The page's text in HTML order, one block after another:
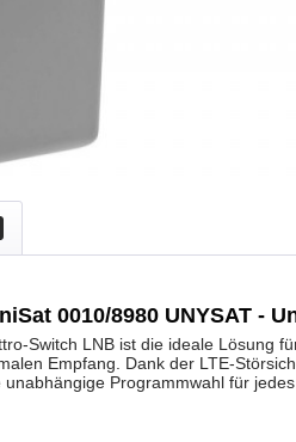
0010/8980 UNYSAT -
Switch LNB ist die ideale Lösung
Empfang. Dank der LTE-
Programmwahl für